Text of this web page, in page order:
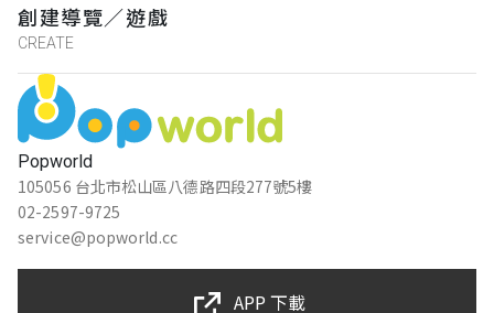
Popworld
105056 台北市松山區八德路四段277號5樓
02-2597-9725
service@popworld.cc
創建導覽／遊戲
CREATE
APP 下載